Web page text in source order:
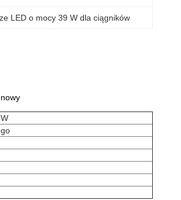
LED o mocy 39 W dla ciągników